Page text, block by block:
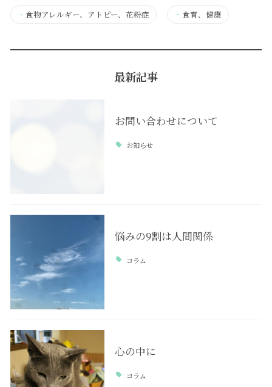
・ 食物アレルギー、アトピー、花粉症 ・ 食育、健康
最新記事
お問い合わせについて
お知らせ
悩みの9割は人間関係
コラム
心の中に
コラム